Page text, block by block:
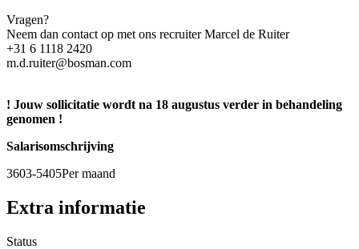
Vragen?
Neem dan contact op met ons recruiter Marcel de Ruiter
+31 6 1118 2420
m.d.ruiter@bosman.com
! Jouw sollicitatie wordt na 18 augustus verder in behandeling
genomen !
Salarisomschrijving
3603-5405Per maand
Extra informatie
Status